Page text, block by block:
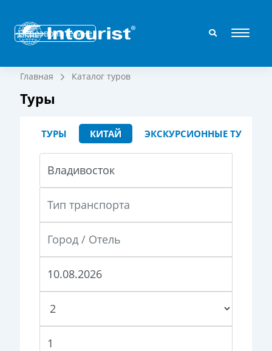
Перезвоните мне
Главная Каталог туров
Туры
ТУРЫ КИТАЙ ЭКСКУРСИОННЫЕ ТУРЫ